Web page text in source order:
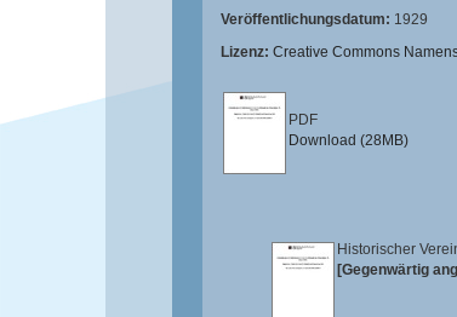
Veröffentlichungsdatum: 1929
Lizenz: Creative Commons
PDF
Download (28MB)
Historischer
[Gegenwärtig